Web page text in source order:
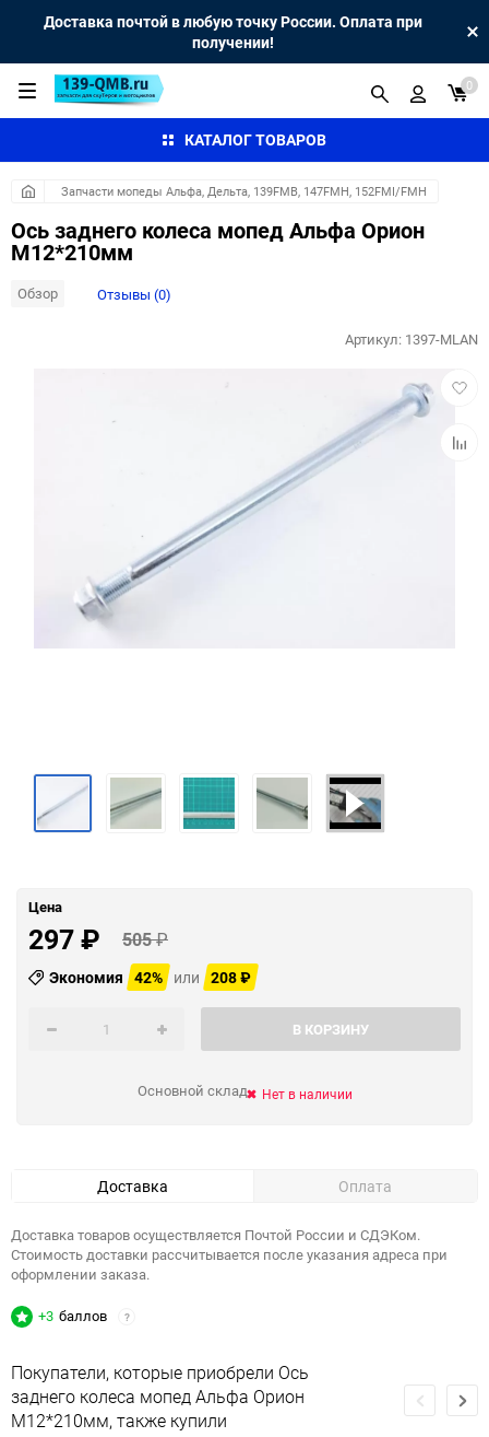
Доставка почтой в любую точку России. Оплата при
получении!
КАТАЛОГ ТОВАРОВ
0
Запчасти мопеды Альфа, Дельта, 139FMB, 147FMH, 152FMI/FMH
Ось заднего колеса мопед Альфа Орион
М12*210мм
Обзор Отзывы (0)
Артикул: 1397-MLAN
Цена
297₽ 505₽
Экономия 42% или 208₽
В КОРЗИНУ
Основной склад Нет в наличии
Доставка Оплата
Доставка товаров осуществляется Почтой России и СДЭКом.
Стоимость доставки рассчитывается после указания адреса при
оформлении заказа.
+3 баллов ?
Покупатели, которые приобрели Ось
заднего колеса мопед Альфа Орион
М12*210мм, также купили